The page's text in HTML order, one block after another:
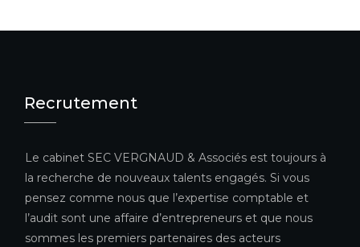
Recrutement
Le cabinet SEC VERGNAUD & Associés est toujours à
la recherche de nouveaux talents engagés. Si vous
pensez comme nous que l’expertise comptable et
l’audit sont une affaire d’entrepreneurs et que nous
sommes les premiers partenaires des acteurs